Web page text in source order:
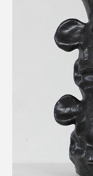
2011
ASIA TOP
｢GROUP
2010
YOUNG
Hotel 台湾
アートフェア
ASIA TOP